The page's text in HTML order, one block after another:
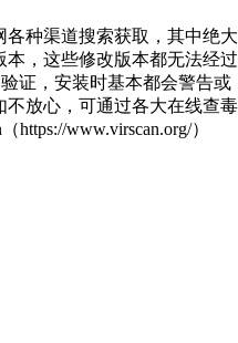
各种渠道搜索获取，其中绝大
，这些修改版本都无法经过
证，安装时基本都会警告或
放心，可通过各大在线查毒
https://www.virscan.org/）